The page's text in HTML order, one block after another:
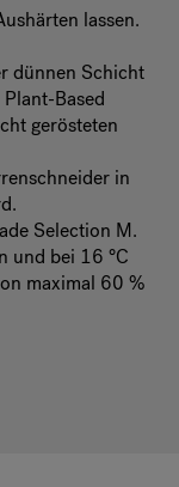
lassen.
dünnen Schicht
Based
gerösteten
in
Selection M.
und bei 16 °C
maximal 60 %